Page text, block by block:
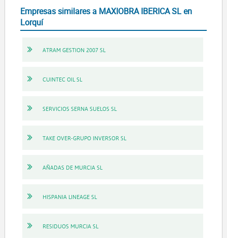
Empresas similares a MAXIOBRA IBERICA SL en
Lorquí
ATRAM GESTION 2007 SL
CUINTEC OIL SL
SERVICIOS SERNA SUELOS SL
TAKE OVER-GRUPO INVERSOR SL
AÑADAS DE MURCIA SL
HISPANIA LINEAGE SL
RESIDUOS MURCIA SL